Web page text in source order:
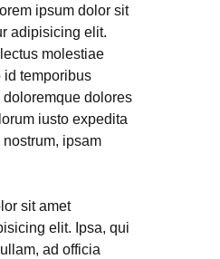
ipsum dolor sit
adipisicing elit.
molestiae
id temporibus
doloremque dolores
iusto expedita
ipsam
sit amet
elit. Ipsa, qui
ad officia